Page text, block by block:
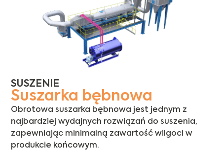
SUSZENIE
Suszarka bębnowa
Obrotowa suszarka bębnowa jest jednym z
najbardziej wydajnych rozwiązań do suszenia,
zapewniając minimalną zawartość wilgoci w
produkcie końcowym.